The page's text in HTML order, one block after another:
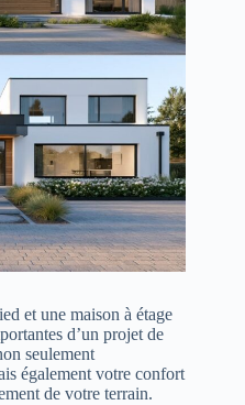
et une maison à étage
d’un projet de
seulement
également votre confort
de votre terrain.